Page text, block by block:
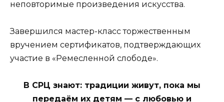
неповторимые произведения искусства.
Завершился мастер-класс торжественным
вручением сертификатов, подтверждающих
участие в «Ремесленной слободе».
В СРЦ знают: традиции живут, пока мы
передаём их детям — с любовью и